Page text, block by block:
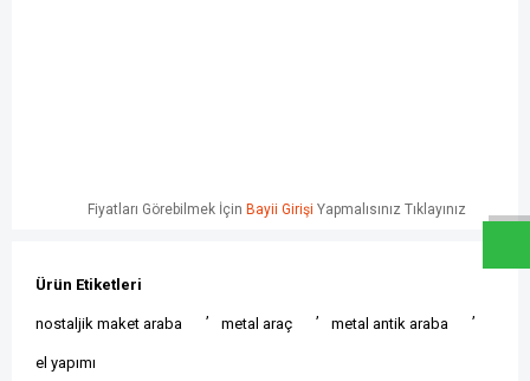
Fiyatları Görebilmek İçin Bayii Girişi Yapmalısınız Tıklayınız
Ürün Etiketleri
nostaljik maket araba
,
metal araç
,
metal antik araba
,
el yapımı